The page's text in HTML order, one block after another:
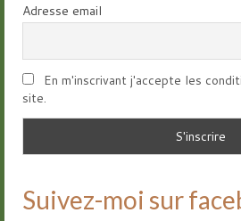
Adresse email
En m'inscrivant j'accepte les
site.
Suivez-moi sur